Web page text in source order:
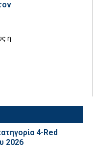
η
4-Red
2026